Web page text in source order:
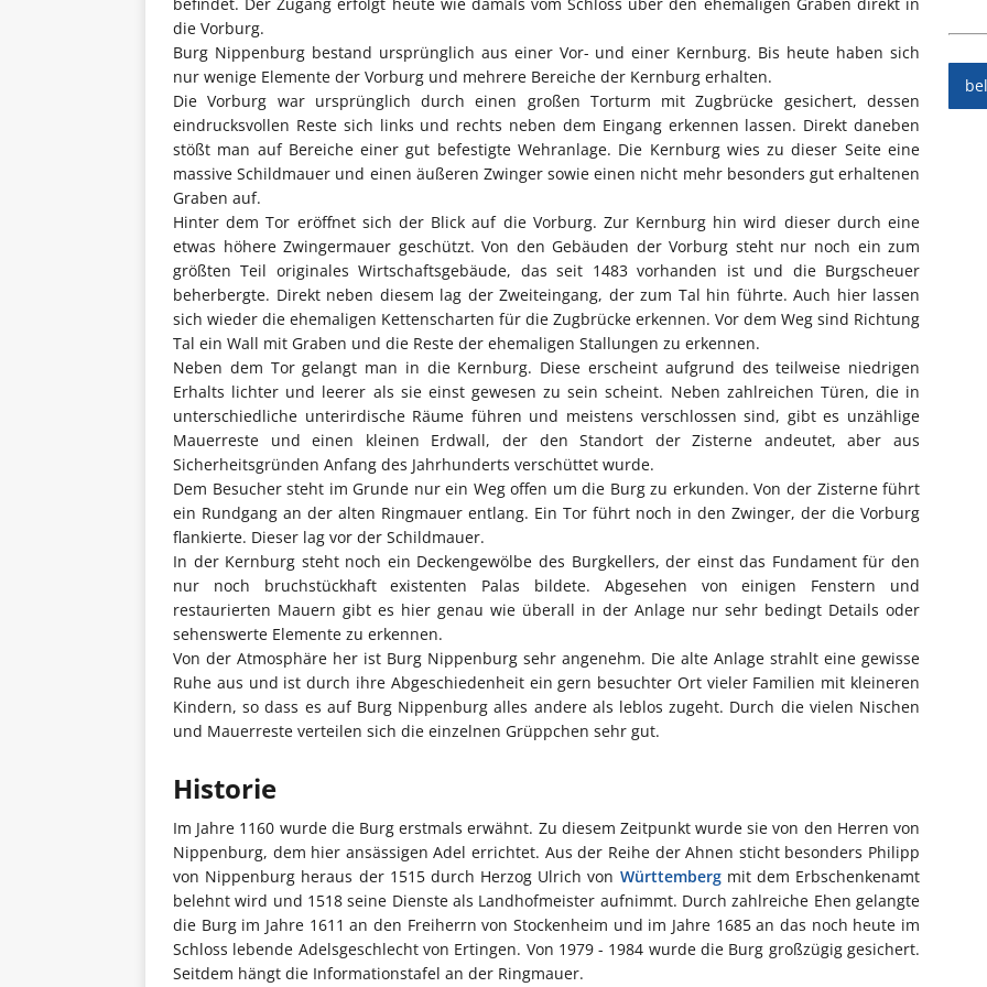
die Vorburg.
Burg Nippenburg bestand ursprünglich aus einer Vor- und einer Kernburg. Bis heute haben sich
nur wenige Elemente der Vorburg und mehrere Bereiche der Kernburg erhalten.
Die Vorburg war ursprünglich durch einen großen Torturm mit Zugbrücke gesichert, dessen
eindrucksvollen Reste sich links und rechts neben dem Eingang erkennen lassen. Direkt daneben
stößt man auf Bereiche einer gut befestigte Wehranlage. Die Kernburg wies zu dieser Seite eine
massive Schildmauer und einen äußeren Zwinger sowie einen nicht mehr besonders gut erhaltenen
Graben auf.
Hinter dem Tor eröffnet sich der Blick auf die Vorburg. Zur Kernburg hin wird dieser durch eine
etwas höhere Zwingermauer geschützt. Von den Gebäuden der Vorburg steht nur noch ein zum
größten Teil originales Wirtschaftsgebäude, das seit 1483 vorhanden ist und die Burgscheuer
beherbergte. Direkt neben diesem lag der Zweiteingang, der zum Tal hin führte. Auch hier lassen
sich wieder die ehemaligen Kettenscharten für die Zugbrücke erkennen. Vor dem Weg sind Richtung
Tal ein Wall mit Graben und die Reste der ehemaligen Stallungen zu erkennen.
Neben dem Tor gelangt man in die Kernburg. Diese erscheint aufgrund des teilweise niedrigen
Erhalts lichter und leerer als sie einst gewesen zu sein scheint. Neben zahlreichen Türen, die in
unterschiedliche unterirdische Räume führen und meistens verschlossen sind, gibt es unzählige
Mauerreste und einen kleinen Erdwall, der den Standort der Zisterne andeutet, aber aus
Sicherheitsgründen Anfang des Jahrhunderts verschüttet wurde.
Dem Besucher steht im Grunde nur ein Weg offen um die Burg zu erkunden. Von der Zisterne führt
ein Rundgang an der alten Ringmauer entlang. Ein Tor führt noch in den Zwinger, der die Vorburg
flankierte. Dieser lag vor der Schildmauer.
In der Kernburg steht noch ein Deckengewölbe des Burgkellers, der einst das Fundament für den
nur noch bruchstückhaft existenten Palas bildete. Abgesehen von einigen Fenstern und
restaurierten Mauern gibt es hier genau wie überall in der Anlage nur sehr bedingt Details oder
sehenswerte Elemente zu erkennen.
Von der Atmosphäre her ist Burg Nippenburg sehr angenehm. Die alte Anlage strahlt eine gewisse
Ruhe aus und ist durch ihre Abgeschiedenheit ein gern besuchter Ort vieler Familien mit kleineren
Kindern, so dass es auf Burg Nippenburg alles andere als leblos zugeht. Durch die vielen Nischen
und Mauerreste verteilen sich die einzelnen Grüppchen sehr gut.
Historie
Im Jahre 1160 wurde die Burg erstmals erwähnt. Zu diesem Zeitpunkt wurde sie von den Herren von
Nippenburg, dem hier ansässigen Adel errichtet. Aus der Reihe der Ahnen sticht besonders Philipp
von Nippenburg heraus der 1515 durch Herzog Ulrich von Württembergmit dem Erbschenkenamt
belehnt wird und 1518 seine Dienste als Landhofmeister aufnimmt. Durch zahlreiche Ehen gelangte
die Burg im Jahre 1611 an den Freiherrn von Stockenheim und im Jahre 1685 an das noch heute im
Schloss lebende Adelsgeschlecht von Ertingen. Von 1979 - 1984 wurde die Burg großzügig gesichert.
Seitdem hängt die Informationstafel an der Ringmauer.